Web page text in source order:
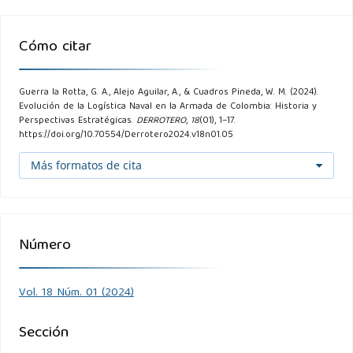
de la guerra del Peloponeso de Tucídides. Byzantion Nea
Hellas, 21.
Goldrick, J. (1997). No Easy Answers: The Development of
the Navies of India, Pakistan, Bangladesh, and Sri Lanka,
1945-1996. Lancer Publishers.
Naval Institute Press.
european waters june 1916-november 1918. The Mariner’s
Mirror, 105(2):159–297.
Cómo citar
Guerra la Rotta, G. A., Alejo Aguilar, A., & Cuadros Pineda, W. M. (2024).
Evolución de la Logística Naval en la Armada de Colombia: Historia y
Perspectivas Estratégicas. DERROTERO, 18(01), 1–17.
https://doi.org/10.70554/Derrotero2024.v18n01.05
Más formatos de cita
Número
Vol. 18 Núm. 01 (2024)
Sección